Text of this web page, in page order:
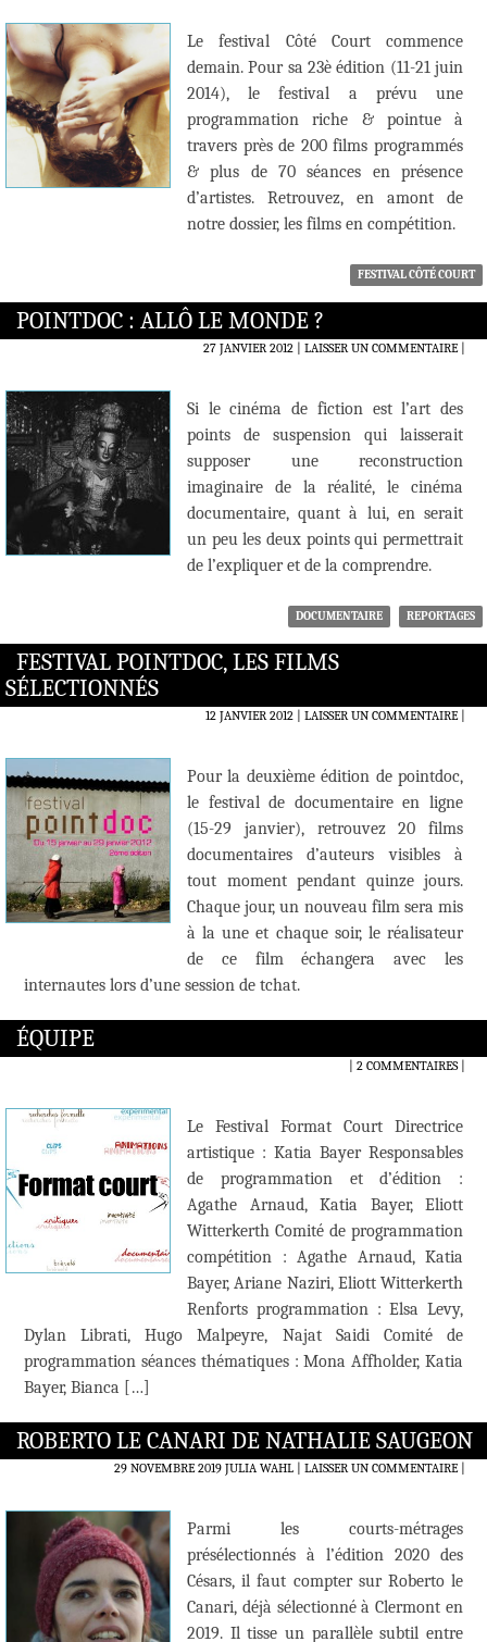
Le festival Côté Court commence
demain. Pour sa 23è édition (11-21 juin
2014), le festival a prévu une
programmation riche & pointue à
travers près de 200 films programmés
& plus de 70 séances en présence
d’artistes. Retrouvez, en amont de
notre dossier, les films en compétition.
FESTIVAL CÔTÉ COURT
POINTDOC : ALLÔ LE MONDE ?
27 JANVIER 2012 LAISSER UN COMMENTAIRE|
Si le cinéma de fiction est l’art des
points de suspension qui laisserait
supposer une reconstruction
imaginaire de la réalité, le cinéma
documentaire, quant à lui, en serait
un peu les deux points qui permettrait
de l’expliquer et de la comprendre.
DOCUMENTAIRE REPORTAGES
FESTIVAL POINTDOC, LES FILMS
SÉLECTIONNÉS
12 JANVIER 2012 LAISSER UN COMMENTAIRE|
Pour la deuxième édition de pointdoc,
le festival de documentaire en ligne
(15-29 janvier), retrouvez 20 films
documentaires d’auteurs visibles à
tout moment pendant quinze jours.
Chaque jour, un nouveau film sera mis
à la une et chaque soir, le réalisateur
de ce film échangera avec les
internautes lors d’une session de tchat.
ÉQUIPE
2 COMMENTAIRES|
Le Festival Format Court Directrice
artistique : Katia Bayer Responsables
de programmation et d’édition :
Agathe Arnaud, Katia Bayer, Eliott
Witterkerth Comité de programmation
compétition : Agathe Arnaud, Katia
Bayer, Ariane Naziri, Eliott Witterkerth
Renforts programmation : Elsa Levy,
Dylan Librati, Hugo Malpeyre, Najat Saidi Comité de
programmation séances thématiques : Mona Affholder, Katia
Bayer, Bianca […]
ROBERTO LE CANARI DE NATHALIE SAUGEON
29 NOVEMBRE 2019 JULIA WAHL LAISSER UN COMMENTAIRE|
Parmi les courts-métrages
présélectionnés à l’édition 2020 des
Césars, il faut compter sur Roberto le
Canari, déjà sélectionné à Clermont en
2019. Il tisse un parallèle subtil entre